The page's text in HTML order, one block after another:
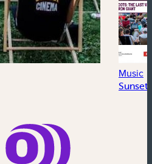
Music
Sunset